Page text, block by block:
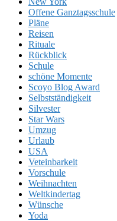
Offene Ganztagsschule
Pläne
Reisen
Rituale
Rückblick
Schule
schöne Momente
Scoyo Blog Award
Selbstständigkeit
Silvester
Star Wars
Umzug
Urlaub
USA
Veteinbarkeit
Vorschule
Weihnachten
Weltkindertag
Wünsche
Yoda